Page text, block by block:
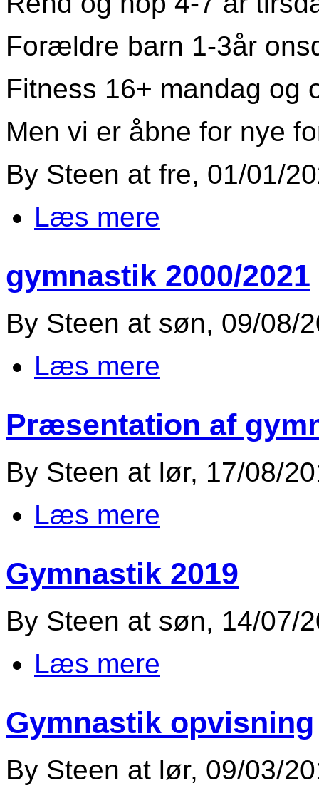
Forældre barn 1-3år
Fitness 16+ mandag og
Men vi er åbne for nye
By Steen at fre, 01/01/
Læs mere
gymnastik 2000/2021
By Steen at søn, 09/08/
Læs mere
Præsentation af
By Steen at lør, 17/08/
Læs mere
Gymnastik 2019
By Steen at søn, 14/07/
Læs mere
Gymnastik opvisning
By Steen at lør, 09/03/